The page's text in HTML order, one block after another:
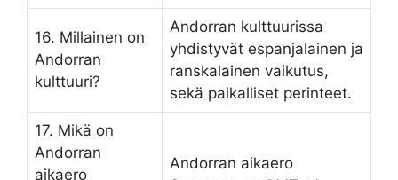
16. Millainen on
Andorran
kulttuuri?
Andorran kulttuurissa
yhdistyvät espanjalainen ja
ranskalainen vaikutus,
sekä paikalliset perinteet.
17. Mikä on
Andorran
aikaero
Andorran aikaero